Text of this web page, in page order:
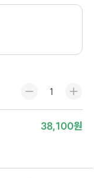
38,100원